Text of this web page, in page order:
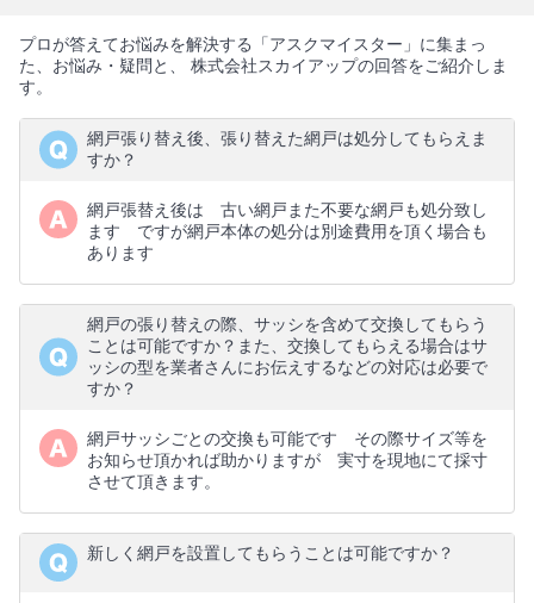
プロが答えてお悩みを解決する「アスクマイスター」に集まっ
た、お悩み・疑問と、 株式会社スカイアップの回答をご紹介しま
す。
網戸張り替え後、張り替えた網戸は処分してもらえま
すか？
網戸張替え後は 古い網戸また不要な網戸も処分致し
ます ですが網戸本体の処分は別途費用を頂く場合も
あります
網戸の張り替えの際、サッシを含めて交換してもらう
ことは可能ですか？また、交換してもらえる場合はサ
ッシの型を業者さんにお伝えするなどの対応は必要で
すか？
網戸サッシごとの交換も可能です その際サイズ等を
お知らせ頂かれば助かりますが 実寸を現地にて採寸
させて頂きます。
新しく網戸を設置してもらうことは可能ですか？